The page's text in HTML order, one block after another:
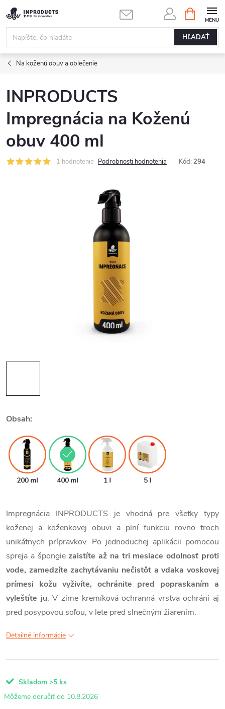
Prejsť
na
obsah
HĽADAŤ
KOŠÍK
Na koženú obuv a oblečenie
INPRODUCTS
Impregnácia na Koženú
obuv 400 ml
1 hodnotenie Podrobnosti hodnotenia Kód: 294
Obsah:
Impregnácia INPRODUCTS je vhodná pre všetky typy
koženej a koženkovej obuvi a plní funkciu rovno troch
unikátnych prípravkov. Po jednoduchej aplikácii pomocou
spreja a špongiezaistíte až na tri mesiace odolnosť proti
vode, zamedzíte zachytávaniu nečistôt a vďaka voskovej
prímesi kožu vyživíte, ochránite pred popraskaním a
vyleštíte ju. V zime kremíková ochranná vrstva ochráni aj
pred posypovou soľou, v lete pred slnečným žiarením.
Detailné informácie
Skladom >5 ks
10.8.2026